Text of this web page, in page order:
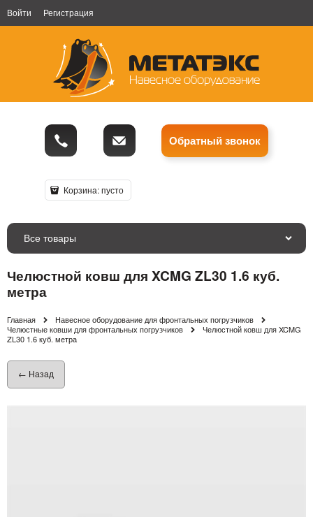
Войти Регистрация
Обратный звонок
Корзина:пусто
Все товары
Челюстной ковш для XCMG ZL30 1.6 куб.
метра
Главная
Навесное оборудование для фронтальных погрузчиков
Челюстные ковши для фронтальных погрузчиков
Челюстной ковш для XCMG
ZL30 1.6 куб. метра
← Назад